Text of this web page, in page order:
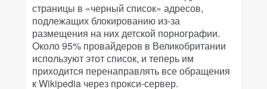
страницы в «черный список» адресов,
подлежащих блокированию из-за
размещения на них детской порнографии.
Около 95% провайдеров в Великобритании
используют этот список, и теперь им
приходится перенаправлять все обращения
к Wikipedia через прокси-сервер.